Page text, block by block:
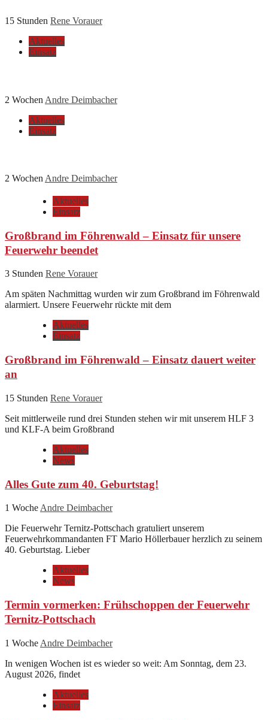
15 Stunden Rene Vorauer
Aktuelles
Einsatz
2 Wochen Andre Deimbacher
Aktuelles
Einsatz
2 Wochen Andre Deimbacher
Aktuelles
Einsatz
Großbrand im Föhrenwald – Einsatz für unsere
Feuerwehr beendet
3 Stunden Rene Vorauer
Am späten Nachmittag wurden wir zum Großbrand im Föhrenwald
alarmiert. Unsere Feuerwehr rückte mit dem
Aktuelles
Einsatz
Großbrand im Föhrenwald – Einsatz dauert weiter
an
15 Stunden Rene Vorauer
Seit mittlerweile rund drei Stunden stehen wir mit unserem HLF 3
und KLF-A beim Großbrand
Aktuelles
News
Alles Gute zum 40. Geburtstag!
1 Woche Andre Deimbacher
Die Feuerwehr Ternitz-Pottschach gratuliert unserem
Feuerwehrkommandanten FT Mario Höllerbauer herzlich zu seinem
40. Geburtstag. Lieber
Aktuelles
News
Termin vormerken: Frühschoppen der Feuerwehr
Ternitz-Pottschach
1 Woche Andre Deimbacher
In wenigen Wochen ist es wieder so weit: Am Sonntag, dem 23.
August 2026, findet
Aktuelles
Einsatz